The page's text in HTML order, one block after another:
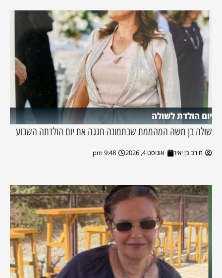
יום הולדת לשולה
שולה בן משה המהממת שבתמונה חגגה את יום הולדתה השבוע
מירב בן יאיר אוגוסט 4, 2026 9:48 pm